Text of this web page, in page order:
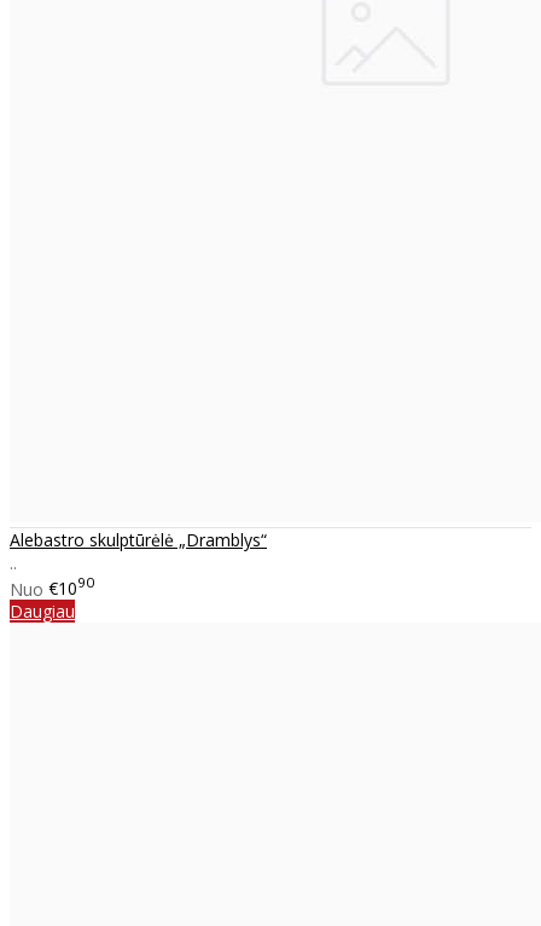
Alebastro skulptūrėlė „Dramblys“
..
Nuo €1090
Daugiau